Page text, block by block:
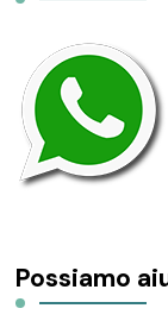
Possiamo